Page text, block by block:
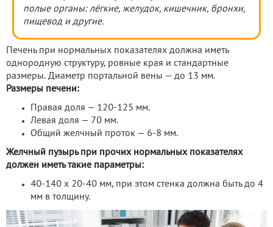
полые органы: лёгкие, желудок, кишечник, бронхи,
пищевод и другие.
Печень при нормальных показателях должна иметь
однородную структуру, ровные края и стандартные
размеры. Диаметр портальной вены — до 13 мм.
Размеры печени:
Правая доля — 120-125 мм.
Левая доля — 70 мм.
Общий желчный проток — 6-8 мм.
Желчный пузырь при прочих нормальных показателях
должен иметь такие параметры:
40-140 х 20-40 мм, при этом стенка должна быть до 4
мм в толщину.